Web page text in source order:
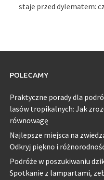
staje przed dylematem:
POLECAMY
Praktyczne porady dla
lasów tropikalnych: Jak
równowagę
Najlepsze miejsca na
Odkryj piękno i
Podróże w poszukiwaniu
Spotkanie z lampartami,